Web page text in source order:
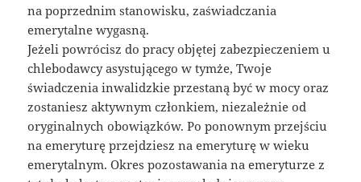
na poprzednim stanowisku, zaświadczania
emerytalne wygasną.
Jeżeli powrócisz do pracy objętej zabezpieczeniem u
chlebodawcy asystującego w tymże, Twoje
świadczenia inwalidzkie przestaną być w mocy oraz
zostaniesz aktywnym członkiem, niezależnie od
oryginalnych obowiązków. Po ponownym przejściu
na emeryturę przejdziesz na emeryturę w wieku
emerytalnym. Okres pozostawania na emeryturze z